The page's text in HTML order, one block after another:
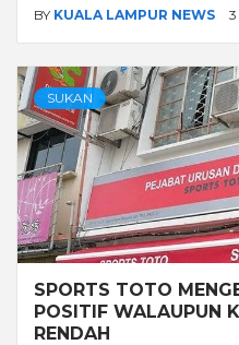
BY KUALA LAMPUR NEWS
SUKAN
SPORTS TOTO
POSITIF WALAUPUN
RENDAH